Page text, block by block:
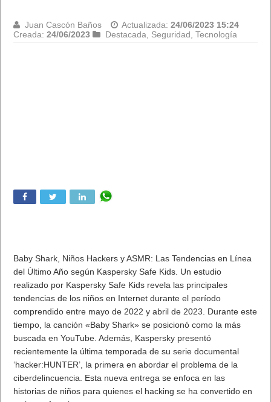
Juan Cascón Baños Actualizada:24/06/2023 15:24
Creada:24/06/2023 Destacada Seguridad ,Tecnología
Baby Shark, Niños Hackers y ASMR: Las Tendencias en Línea
del Último Año según Kaspersky Safe Kids. Un estudio
realizado por Kaspersky Safe Kids revela las principales
tendencias de los niños en Internet durante el período
comprendido entre mayo de 2022 y abril de 2023. Durante este
tiempo, la canción «Baby Shark» se posicionó como la más
buscada en YouTube. Además, Kaspersky presentó
recientemente la última temporada de su serie documental
‘hacker:HUNTER’, la primera en abordar el problema de la
ciberdelincuencia. Esta nueva entrega se enfoca en las
historias de niños para quienes el hacking se ha convertido en